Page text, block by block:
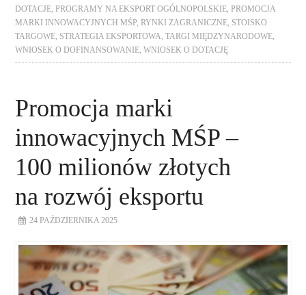
DOTACJE ,PROGRAMY NA EKSPORT OGÓLNOPOLSKIE ,PROMOCJA
MARKI INNOWACYJNYCH MŚP ,RYNKI ZAGRANICZNE STOISKO
TARGOWE STRATEGIA EKSPORTOWA ,TARGI MIĘDZYNARODOWE
WNIOSEK O DOFINANSOWANIE ,WNIOSEK O DOTACJĘ
Promocja marki
innowacyjnych MŚP –
100 milionów złotych
na rozwój eksportu
24 PAŹDZIERNIKA 2025